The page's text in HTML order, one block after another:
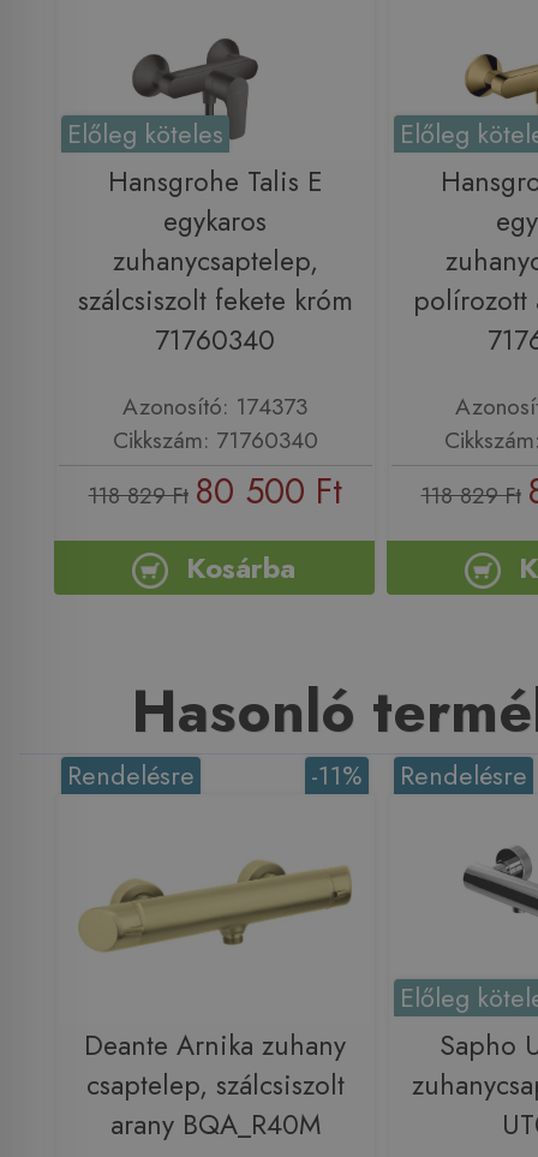
Előleg köteles
Hansgrohe Talis E
egykaros
zuhanycsaptelep,
szálcsiszolt fekete króm
71760340
Azonosító: 174373
Cikkszám: 71760340
118 829 Ft 80 500 Ft
Kosárba
Előleg
polírozott
118 829 Ft
Hasonló
-11%
Rendelésre
Deante Arnika zuhany
csaptelep, szálcsiszolt
arany BQA_R40M
Rendelésre
Előleg
Sapho